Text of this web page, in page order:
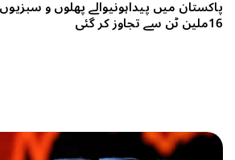
پاکستان میں پیداہونیوالے پھلوں و
16ملین ٹن سے تجاوز کر گئی